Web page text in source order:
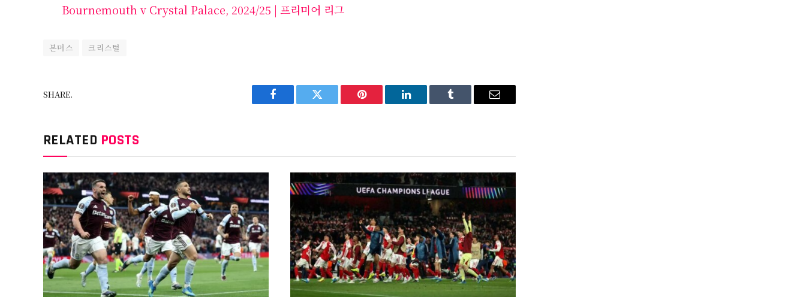
Bournemouth v Crystal Palace, 2024/25 | 프리미어 리그
본머스 크리스털
SHARE.
Facebook Twitter Pinterest LinkedIn Tumblr Email
RELATED POSTS